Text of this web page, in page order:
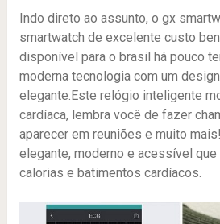
Indo direto ao assunto, o gx
smartwatch de excelente custo
disponível para o brasil há pouco
moderna tecnologia com um
elegante.Este relógio inteligente
cardíaca, lembra você de fazer
aparecer em reuniões e muito
elegante, moderno e acessível
calorias e batimentos cardíacos.